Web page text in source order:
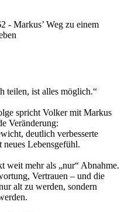
- Markus’ Weg zu einem
teilen, ist alles möglich.“
spricht Volker mit Markus
Veränderung:
deutlich verbesserte
Lebensgefühl.
weit mehr als „nur“ Abnahme.
Vertrauen – und die
alt zu werden, sondern